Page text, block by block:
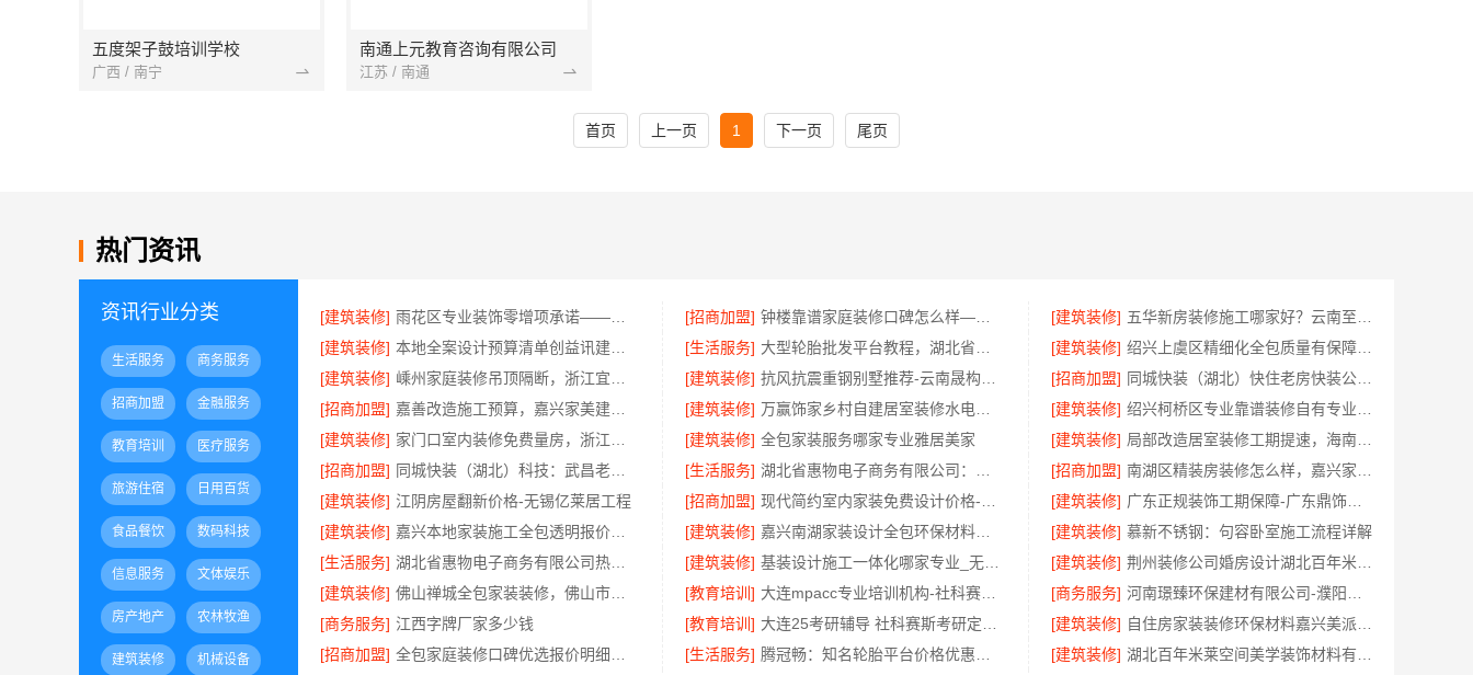
五度架子鼓培训学校
广西 / 南宁
南通上元教育咨询有限公司
江苏 / 南通
首页 上一页 1 下一页 尾页
热门资讯
资讯行业分类
生活服务 商务服务
招商加盟 金融服务
教育培训 医疗服务
旅游住宿 日用百货
食品餐饮 数码科技
信息服务 文体娱乐
房产地产 农林牧渔
建筑装修 机械设备
[建筑装修] [招商加盟] [建筑装修]
[建筑装修]
[生活服务] [建筑装修]
绍兴上虞区精细化全包质量有保障选绍兴卓鑫装饰材料有限公司
[建筑装修]
[建筑装修] [招商加盟]
同城快装（湖北）快住老房快装公司工期保障
[招商加盟]
[建筑装修] [建筑装修]
[建筑装修]
[建筑装修] 全包家装服务哪家专业雅居美家 [建筑装修]
局部改造居室装修工期提速，海南万赢饰家高效交付
[招商加盟]
[生活服务] [招商加盟]
[建筑装修] 江阴房屋翻新价格-无锡亿莱居工程 [招商加盟] [建筑装修]
广东正规装饰工期保障-广东鼎饰空间装饰工程有限公司
[建筑装修]
[建筑装修] [建筑装修] 慕新不锈钢：句容卧室施工流程详解
[生活服务]
[建筑装修] [建筑装修]
荆州装修公司婚房设计湖北百年米莱空间美学装饰材料有限公司
[建筑装修]
[教育培训] [商务服务]
[商务服务] 江西字牌厂家多少钱 [教育培训] [建筑装修]
[招商加盟]
[生活服务] [建筑装修]